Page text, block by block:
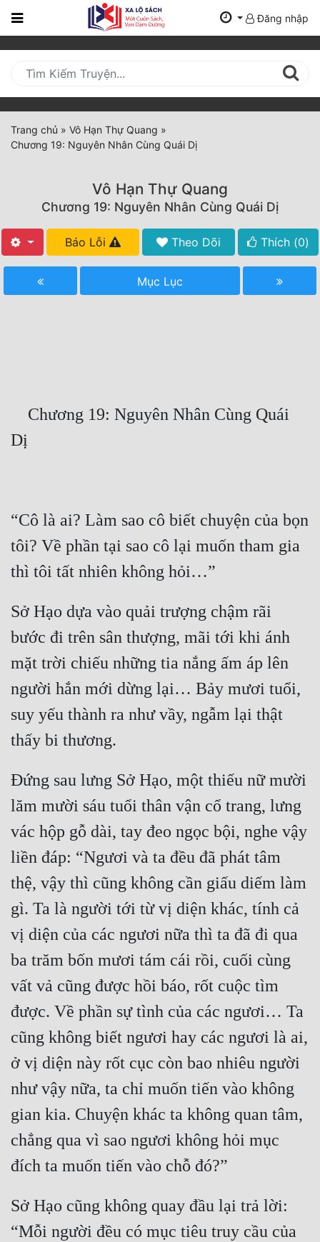
Trang
Mới
Cập
Nhật
(current)
Tất Cả
Hoàn Thành
Xa Lộ Dịch
Cung Đấu
Cổ Tiên Hiệp
Dị Giới
Góc Nhìn Nữ
Huyền Huyễn
Huyền Nghi
Huyền Ảo
Hài Hước
Hệ Thống
Học Đường
Khoa Huyễn
Kinh Dị
Kiếm Hiệp
Kỳ Huyễn
Đăng nhập
Trang chủ » Vô Hạn Thự Quang »
Chương 19: Nguyên Nhân Cùng Quái Dị
Vô Hạn Thự Quang
Chương 19: Nguyên Nhân Cùng Quái Dị
Báo Lỗi Theo Dõi Thích (0)
Mục Lục
“Cô là ai? Làm sao cô biết chuyện của bọn
tôi? Về phần tại sao cô lại muốn tham gia
Sở Hạo dựa vào quải trượng chậm rãi
bước đi trên sân thượng, mãi tới khi ánh
mặt trời chiếu những tia nắng ấm áp lên
người hắn mới dừng lại… Bảy mươi tuổi,
suy yếu thành ra như vầy, ngẫm lại thật
Đứng sau lưng Sở Hạo, một thiếu nữ mười
lăm mười sáu tuổi thân vận cổ trang, lưng
vác hộp gỗ dài, tay đeo ngọc bội, nghe vậy
liền đáp: “Ngươi và ta đều đã phát tâm
thệ, vậy thì cũng không cần giấu diếm làm
gì. Ta là người tới từ vị diện khác, tính cả
vị diện của các ngươi nữa thì ta đã đi qua
ba trăm bốn mươi tám cái rồi, cuối cùng
vất vả cũng được hồi báo, rốt cuộc tìm
được. Về phần sự tình của các ngươi… Ta
cũng không biết ngươi hay các ngươi là ai,
ở vị diện này rốt cục còn bao nhiêu người
như vậy nữa, ta chỉ muốn tiến vào không
gian kia. Chuyện khác ta không quan tâm,
chẳng qua vì sao ngươi không hỏi mục
Sở Hạo cũng không quay đầu lại trả lời:
“Mỗi người đều có mục tiêu truy cầu của